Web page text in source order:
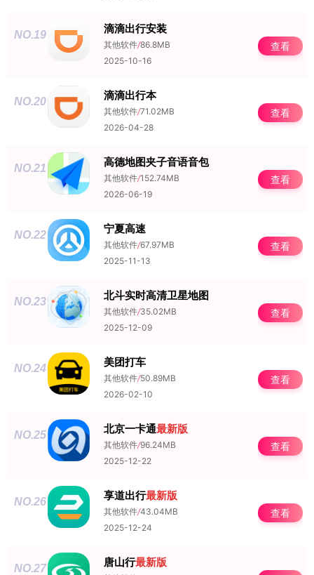
NO.19 滴滴出行安装
其他软件/86.8MB
2025-10-16
查看
NO.20 滴滴出行本
其他软件/71.02MB
2026-04-28
查看
NO.21 高德地图夹子音语音包
其他软件/152.74MB
2026-06-19
查看
NO.22 宁夏高速
其他软件/67.97MB
2025-11-13
查看
NO.23 北斗实时高清卫星地图
其他软件/35.02MB
2025-12-09
查看
NO.24 美团打车
其他软件/50.89MB
2026-02-10
查看
NO.25 北京一卡通最新版
其他软件/96.24MB
2025-12-22
查看
NO.26 享道出行最新版
其他软件/43.04MB
2025-12-24
查看
NO.27 唐山行最新版